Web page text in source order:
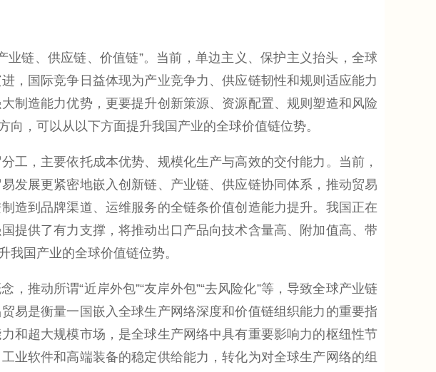
链、供应链、价值链”。当前，单边主义、保护主义抬头，全球
，国际竞争日益体现为产业竞争力、供应链韧性和规则适应能力
制造能力优势，更要提升创新策源、资源配置、规则塑造和风险
，可以从以下方面提升我国产业的全球价值链位势。
，主要依托成本优势、规模化生产与高效的交付能力。当前，
发展更紧密地嵌入创新链、产业链、供应链协同体系，推动贸易
造到品牌渠道、运维服务的全链条价值创造能力提升。我国正在
提供了有力支撑，将推动出口产品向技术含量高、附加值高、带
国产业的全球价值链位势。
动所谓“近岸外包”“友岸外包”“去风险化”等，导致全球产业链
易是衡量一国嵌入全球生产网络深度和价值链组织能力的重要指
和超大规模市场，是全球生产网络中具有重要影响力的枢纽性节
业软件和高端装备的稳定供给能力，转化为对全球生产网络的组